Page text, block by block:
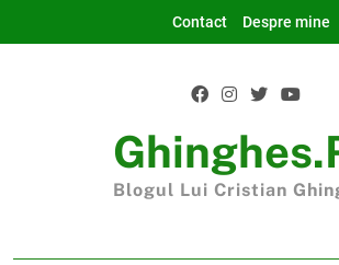
Contact Despre mine
Blogul Lui Cristian